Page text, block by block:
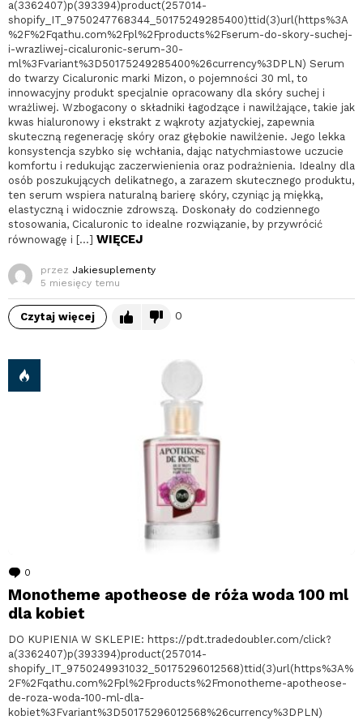
a(3362407)p(393394)product(257014-
shopify_IT_9750247768344_50175249285400)ttid(3)url(https%3A
%2F%2Fqathu.com%2Fpl%2Fproducts%2Fserum-do-skory-suchej-
i-wrazliwej-cicaluronic-serum-30-
ml%3Fvariant%3D50175249285400%26currency%3DPLN) Serum
do twarzy Cicaluronic marki Mizon, o pojemności 30 ml, to
innowacyjny produkt specjalnie opracowany dla skóry suchej i
wrażliwej. Wzbogacony o składniki łagodzące i nawilżające, takie jak
kwas hialuronowy i ekstrakt z wąkroty azjatyckiej, zapewnia
skuteczną regenerację skóry oraz głębokie nawilżenie. Jego lekka
konsystencja szybko się wchłania, dając natychmiastowe uczucie
komfortu i redukując zaczerwienienia oraz podrażnienia. Idealny dla
osób poszukujących delikatnego, a zarazem skutecznego produktu,
ten serum wspiera naturalną barierę skóry, czyniąc ją miękką,
elastyczną i widocznie zdrowszą. Doskonały do codziennego
stosowania, Cicaluronic to idealne rozwiązanie, by przywrócić
równowagę i […] WIĘCEJ
przez Jakiesuplementy
5 miesięcy temu
Czytaj więcej 0
0
Monotheme apotheose de róża woda 100 ml
dla kobiet
DO KUPIENIA W SKLEPIE: https://pdt.tradedoubler.com/click?
a(3362407)p(393394)product(257014-
shopify_IT_9750249931032_50175296012568)ttid(3)url(https%3A%
2F%2Fqathu.com%2Fpl%2Fproducts%2Fmonotheme-apotheose-
de-roza-woda-100-ml-dla-
kobiet%3Fvariant%3D50175296012568%26currency%3DPLN)